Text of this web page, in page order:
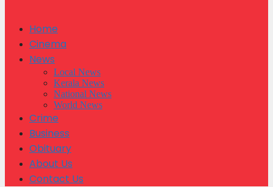
Home
Cinema
News
Local News
Kerala News
National News
World News
Crime
Business
Obituary
About Us
Contact Us